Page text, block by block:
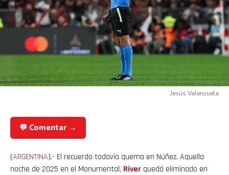
Jesús Valenzuela
💬 Comentar →
(ARGENTINA).- El recuerdo todavía quema en Núñez. Aquella
noche de 2025 en el Monumental, River quedó eliminado en